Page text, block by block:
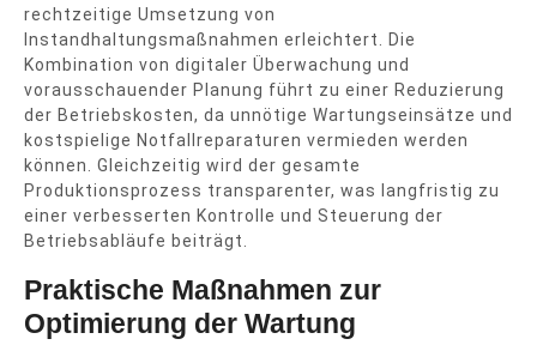
rechtzeitige Umsetzung von
Instandhaltungsmaßnahmen erleichtert. Die
Kombination von digitaler Überwachung und
vorausschauender Planung führt zu einer Reduzierung
der Betriebskosten, da unnötige Wartungseinsätze und
kostspielige Notfallreparaturen vermieden werden
können. Gleichzeitig wird der gesamte
Produktionsprozess transparenter, was langfristig zu
einer verbesserten Kontrolle und Steuerung der
Betriebsabläufe beiträgt.
Praktische Maßnahmen zur
Optimierung der Wartung